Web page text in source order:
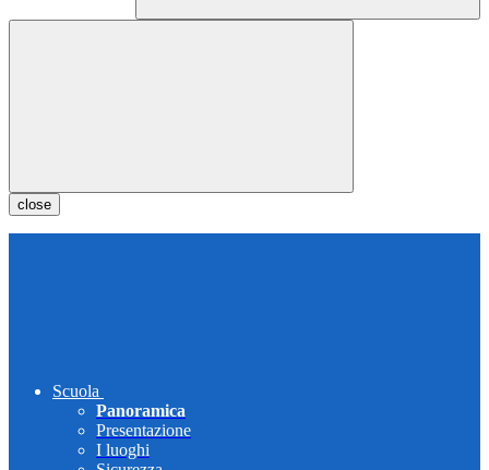
close
Scuola
Panoramica
Presentazione
I luoghi